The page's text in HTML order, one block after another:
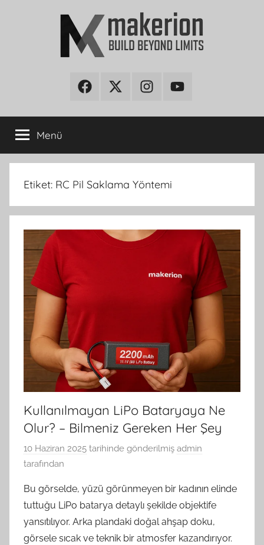
makerionFacebookTwitter InstagramYoutube
Menü
Etiket: RC Pil Saklama Yöntemi
Kullanılmayan LiPo Bataryaya Ne
Olur? – Bilmeniz Gereken Her Şey
10 Haziran 2025 tarihinde gönderilmiş admin
tarafından
Bu görselde, yüzü görünmeyen bir kadının elinde
tuttuğu LiPo batarya detaylı şekilde objektife
yansıtılıyor. Arka plandaki doğal ahşap doku,
görsele sıcak ve teknik bir atmosfer kazandırıyor.